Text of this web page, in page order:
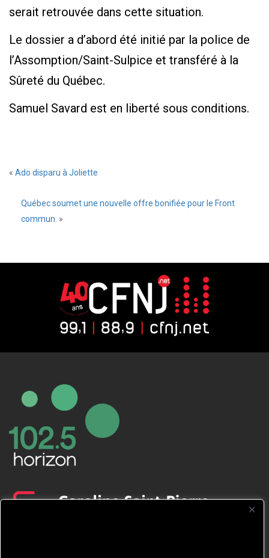
serait retrouvée dans cette situation.
Le dossier a d’abord été initié par la police de
l’Assomption/Saint-Sulpice et transféré à la
Sûreté du Québec.
Samuel Savard est en liberté sous conditions.
« Ado disparu à Joliette
Québec soumet une nouvelle offre bonifiée pour le Front
commun. »